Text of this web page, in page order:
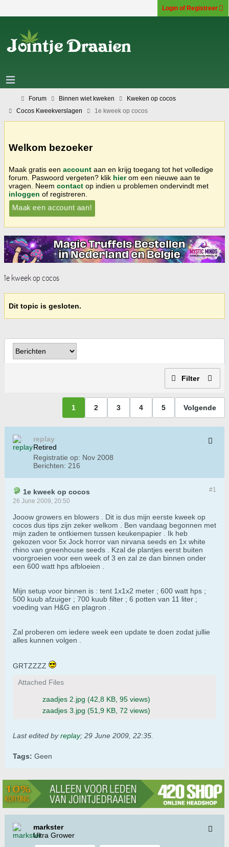
Login of Registreer
Forum Binnen wiet kweken
Kweken op cocos
Cocos Kweekverslagen
1e kweek op cocos
Welkom bezoeker
Maak gratis een account aan en krijg toegang tot het volledige
forum. Paswoord vergeten? klik hierom een nieuwe aan te
vragen. Neem contact op indien u problemen ondervindt met
inloggen of registreren.
Maak een account aan!
1e kweek op cocos
Dit topic is gesloten.
Filter
1 2 3 4 5 Volgende
replay
Retired
Registratie op: Nov 2008
Berichten: 216
#1
1e kweek op cocos
26 June 2009, 20:50
Jooow growers en blowers . Dit is dus mijn eerste kweek op
cocos dus tips zijn zeker welkom . Ben vandaag begonnen met
mijn zaden te ontkiemen tussen keukenpapier . Ik heb
gekozen voor 5x Jock horror van nirvana seeds en 1x white
rhino van greenhouse seeds . Kzal de plantjes eerst buiten
voorgroeien voor een week of 3 en zal ze dan binnen onder
een 600 watt hps afbloeien .
Mijn setup voor binnen is : tent 1x1x2 meter ; 600 watt hps ;
500 kuub afzuiger ; 700 kuub filter ; 6 potten van 11 liter ;
voeding van H&G en plagron .
Zal proberen om iedere week een update te doen zodat jullie
alles kunnen volgen .
GRTZZZZ
Attached Files
zaadjes 2.jpg (42,8 KB, 95 views)
zaadjes 3.jpg (51,9 KB, 72 views)
Last edited byreplay; 29 June 2009, 22:35
Tags: Geen
markster
Ultra Grower